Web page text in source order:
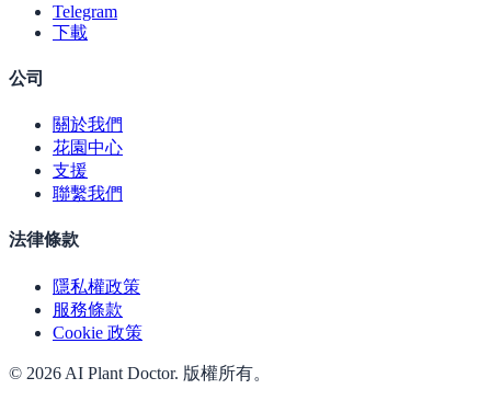
Telegram
下載
公司
關於我們
花園中心
支援
聯繫我們
法律條款
隱私權政策
服務條款
Cookie 政策
© 2026 AI Plant Doctor. 版權所有。